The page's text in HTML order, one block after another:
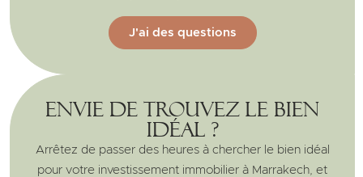
Envie de trouvez le bien
idéal ?
Arrêtez de passer des heures à chercher le bien idéal
pour votre investissement immobilier à Marrakech, et
J'ai des questions